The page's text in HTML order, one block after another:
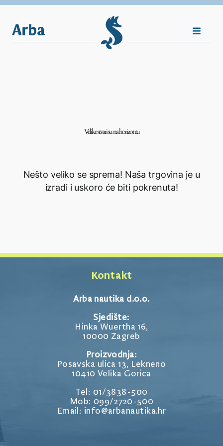
Skip
content
Toggle
Plovila
Velike stvari su na horizontu
Nešto veliko se sprema! Naša trgovina je u
izradi i uskoro će biti pokrenuta!
Kontakt
Arba nautika d.o.o.
Sjedište:
Hinka Wuertha 16,
10000 Zagreb
Proizvodnja:
Posavska ulica 13, Lekneno
10410 Velika Gorica
Tel: 01/3838-500
Mob: 099/2720-500
Email: info@arbanautika.hr